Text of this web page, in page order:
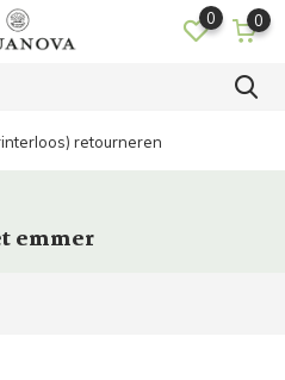
0 0
retourneren
emmer